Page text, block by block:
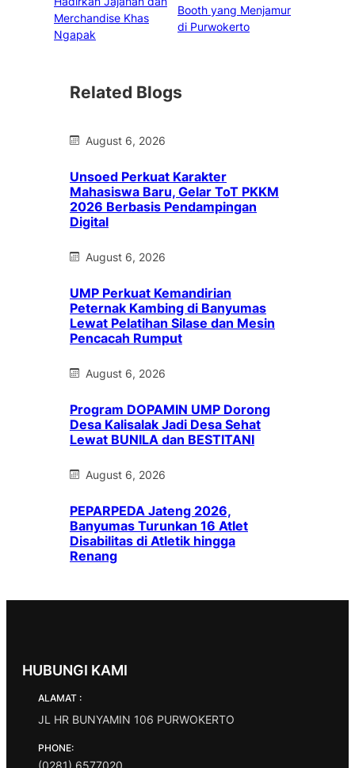
Merchandise Khas
Ngapak
Booth yang Menjamur
di Purwokerto
Related Blogs
August 6, 2026
Unsoed Perkuat Karakter
Mahasiswa Baru, Gelar ToT PKKM
2026 Berbasis Pendampingan
Digital
August 6, 2026
UMP Perkuat Kemandirian
Peternak Kambing di Banyumas
Lewat Pelatihan Silase dan Mesin
Pencacah Rumput
August 6, 2026
Program DOPAMIN UMP Dorong
Desa Kalisalak Jadi Desa Sehat
Lewat BUNILA dan BESTITANI
August 6, 2026
PEPARPEDA Jateng 2026,
Banyumas Turunkan 16 Atlet
Disabilitas di Atletik hingga
Renang
HUBUNGI KAMI
ALAMAT :
JL HR BUNYAMIN 106 PURWOKERTO
PHONE: